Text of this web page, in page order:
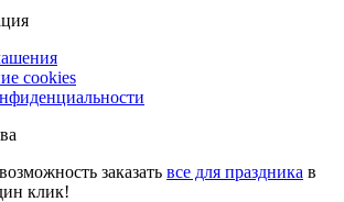
cookies
заказать все для праздника в
клик!